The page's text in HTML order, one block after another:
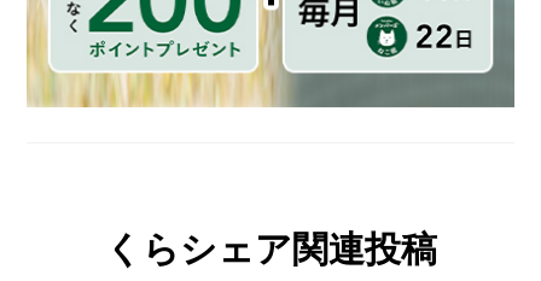
くらシェア関連投稿